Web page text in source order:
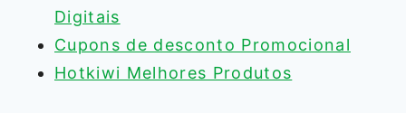
Digitais
Cupons de desconto Promocional
Hotkiwi Melhores Produtos